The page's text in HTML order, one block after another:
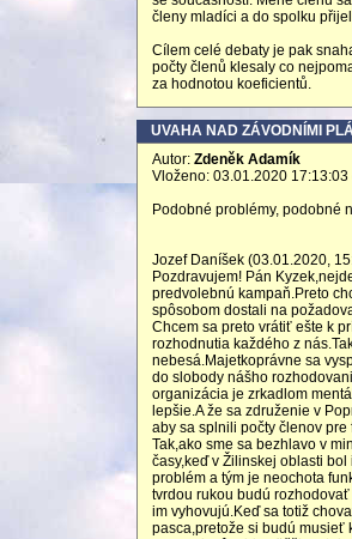
členy mladíci a do spolku
Cílem celé debaty je pak
počty členů klesaly co
za hodnotou koeficientů.
UVAHA NAD ZÁVODNÍMI
Autor: Zdeněk Adamík
Vloženo: 03.01.2020 17:13:03
Podobné problémy, podobné
Jozef Daníšek (03.01.2020,
Pozdravujem! Pán
predvolebnú kampaň.Preto
spôsobom dostali na
Chcem sa preto vrátiť ešte k
rozhodnutia každého z
nebesá.Majetkoprávne sa
do slobody nášho
organizácia je zrkadlom
lepšie.A že sa združenie v
aby sa splnili počty členov
Tak,ako sme sa bezhlavo v
časy,keď v Žilinskej oblasti
problém a tým je neochota
tvrdou rukou budú
im vyhovujú.Keď sa totiž
pasca,pretože si budú musieť